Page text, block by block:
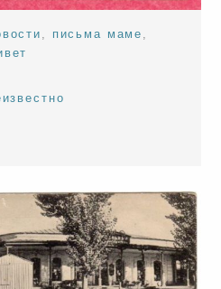
письма маме